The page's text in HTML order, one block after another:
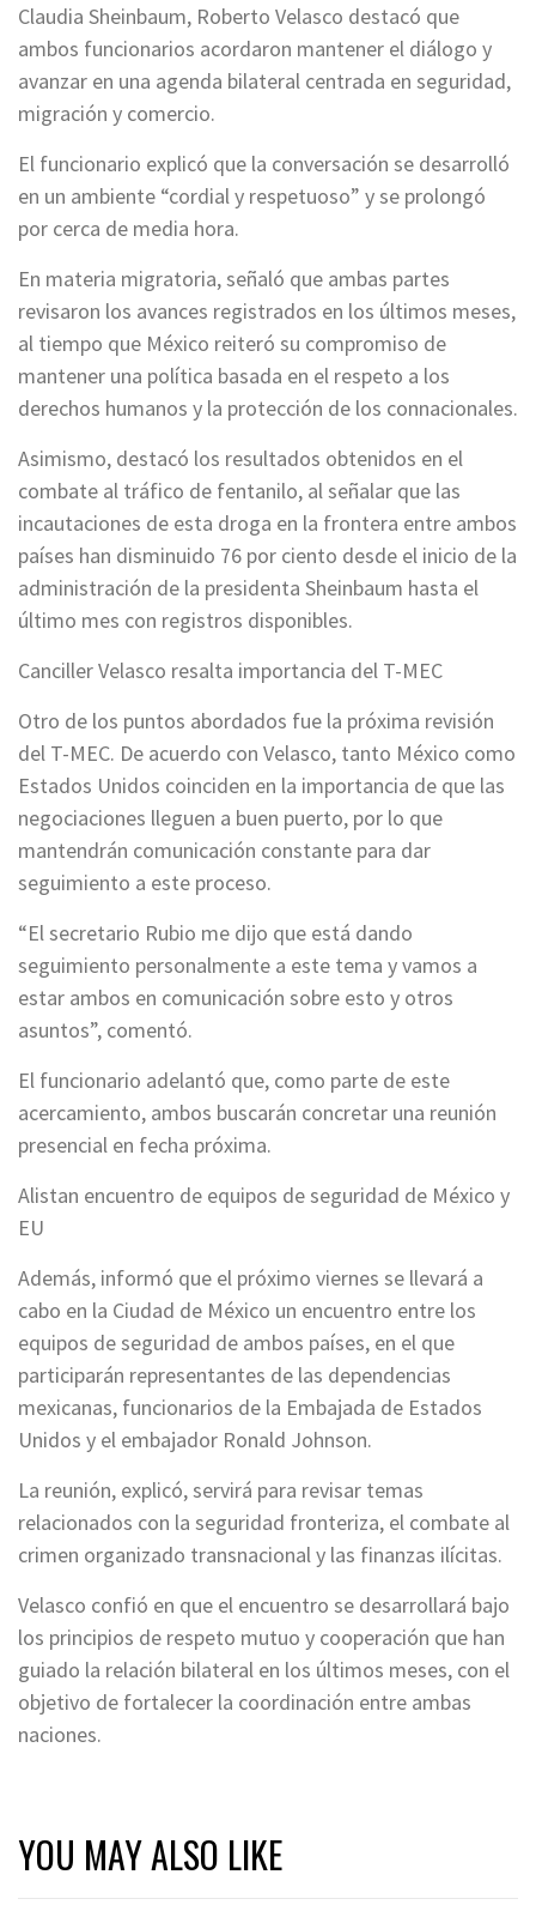
Claudia Sheinbaum, Roberto Velasco destacó que
ambos funcionarios acordaron mantener el diálogo y
avanzar en una agenda bilateral centrada en seguridad,
migración y comercio.
El funcionario explicó que la conversación se desarrolló
en un ambiente “cordial y respetuoso” y se prolongó
por cerca de media hora.
En materia migratoria, señaló que ambas partes
revisaron los avances registrados en los últimos meses,
al tiempo que México reiteró su compromiso de
mantener una política basada en el respeto a los
derechos humanos y la protección de los connacionales.
Asimismo, destacó los resultados obtenidos en el
combate al tráfico de fentanilo, al señalar que las
incautaciones de esta droga en la frontera entre ambos
países han disminuido 76 por ciento desde el inicio de la
administración de la presidenta Sheinbaum hasta el
último mes con registros disponibles.
Canciller Velasco resalta importancia del T-MEC
Otro de los puntos abordados fue la próxima revisión
del T-MEC. De acuerdo con Velasco, tanto México como
Estados Unidos coinciden en la importancia de que las
negociaciones lleguen a buen puerto, por lo que
mantendrán comunicación constante para dar
seguimiento a este proceso.
“El secretario Rubio me dijo que está dando
seguimiento personalmente a este tema y vamos a
estar ambos en comunicación sobre esto y otros
asuntos”, comentó.
El funcionario adelantó que, como parte de este
acercamiento, ambos buscarán concretar una reunión
presencial en fecha próxima.
Alistan encuentro de equipos de seguridad de México y
EU
Además, informó que el próximo viernes se llevará a
cabo en la Ciudad de México un encuentro entre los
equipos de seguridad de ambos países, en el que
participarán representantes de las dependencias
mexicanas, funcionarios de la Embajada de Estados
Unidos y el embajador Ronald Johnson.
La reunión, explicó, servirá para revisar temas
relacionados con la seguridad fronteriza, el combate al
crimen organizado transnacional y las finanzas ilícitas.
Velasco confió en que el encuentro se desarrollará bajo
los principios de respeto mutuo y cooperación que han
guiado la relación bilateral en los últimos meses, con el
objetivo de fortalecer la coordinación entre ambas
naciones.
YOU MAY ALSO LIKE